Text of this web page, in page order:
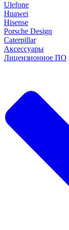
Ulefone
Huawei
Hisense
Porsche Design
Caterpillar
Аксессуары
Лицензионное ПО